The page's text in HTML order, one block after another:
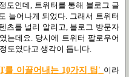
도인데, 트위터를 통해 블로그 글
늘어나게 되었다. 그래서 트위터
츠를 널리 알리고, 블로그 방문자
는데요. 당시에 트위터 팔로우어
도였다고 생각이 듭니다.
를 이끌어내는 10가지 팁' 이라